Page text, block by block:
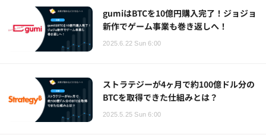
gumiはBTCを10億円購入完了！ジョジョ
新作でゲーム事業も巻き返しへ！
2025.6.22 Sun 6:00
ストラテジーが4ヶ月で約100億ドル分の
BTCを取得できた仕組みとは？
2025.5.25 Sun 6:00